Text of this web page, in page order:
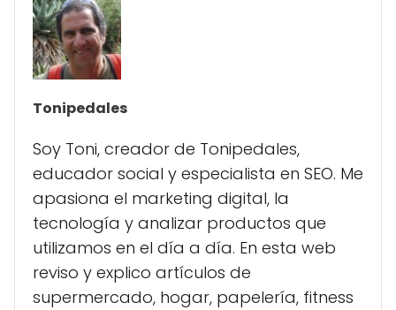
Tonipedales
Soy Toni, creador de Tonipedales,
educador social y especialista en SEO. Me
apasiona el marketing digital, la
tecnología y analizar productos que
utilizamos en el día a día. En esta web
reviso y explico artículos de
supermercado, hogar, papelería, fitness